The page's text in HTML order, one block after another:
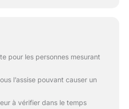
pour les personnes mesurant
l’assise pouvant causer un
à vérifier dans le temps